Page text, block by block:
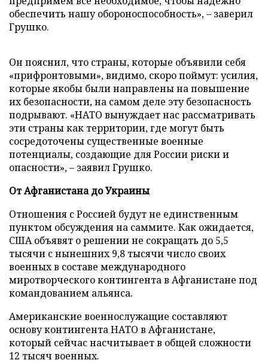
обеспечить нашу обороноспособность», – заверил
Грушко.
Он пояснил, что страны, которые объявили себя
«прифронтовыми», видимо, скоро поймут: усилия,
которые якобы были направлены на повышение
их безопасности, на самом деле эту безопасность
подрывают. «НАТО вынуждает нас рассматривать
эти страны как территории, где могут быть
сосредоточены существенные военные
потенциалы, создающие для России риски и
опасности», – заявил Грушко.
От Афганистана до Украины
Отношения с Россией будут не единственным
пунктом обсуждения на саммите. Как ожидается,
США объявят о решении не сокращать до 5,5
тысячи с нынешних 9,8 тысячи число своих
военных в составе международного
миротворческого контингента в Афганистане под
командованием альянса.
Американские военнослужащие составляют
основу контингента НАТО в Афганистане,
который сейчас насчитывает в общей сложности
12 тысяч военных.